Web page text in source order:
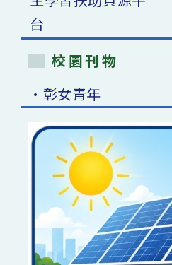
校園刊物
•彰女青年